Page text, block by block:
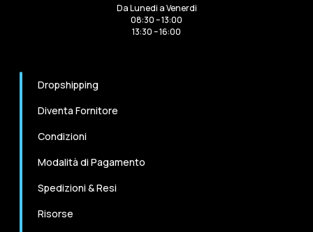
Da Lunedi a Venerdi
08:30 – 13:00
13:30 – 16:00
Dropshipping
Diventa Fornitore
Condizioni
Modalità di Pagamento
Spedizioni & Resi
Risorse